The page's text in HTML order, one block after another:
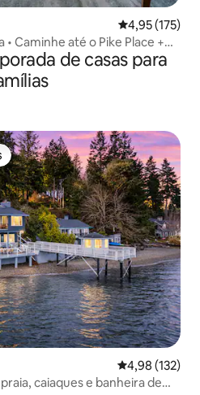
4,95 de uma
4,95 (175)
Caminhe até o Pike Place +
de casas para
dos hóspedes
4,98 de uma
4,98 (132)
caiaques e banheira de